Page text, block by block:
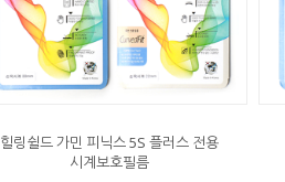
힐링쉴드 가민 피닉스 5S 플러스 전용
시계보호필름